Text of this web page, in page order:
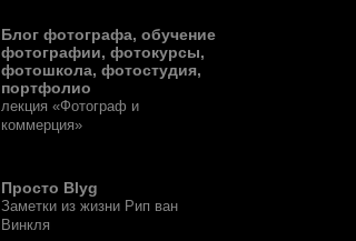
Блог фотографа, обучение
фотографии, фотокурсы,
фотошкола, фотостудия,
портфолио
лекция «Фотограф и
коммерция»
Просто Blyg
Заметки из жизни Рип ван
Винкля